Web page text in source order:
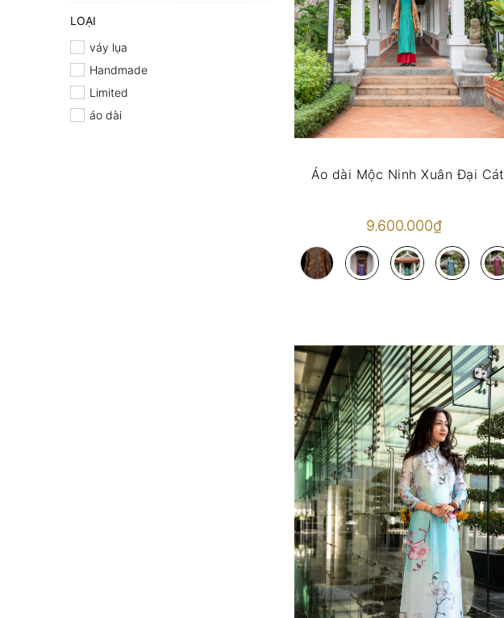
LOẠI
váy lụa
Handmade
Limited
áo dài
Áo dài Mộc Ninh Xuân Đại Cát
9.600.000₫